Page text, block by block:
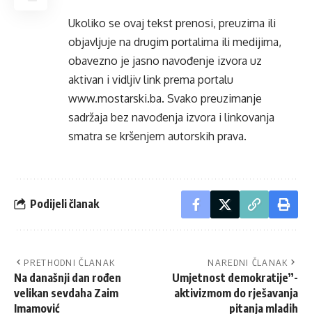
Ukoliko se ovaj tekst prenosi, preuzima ili
objavljuje na drugim portalima ili medijima,
obavezno je jasno navođenje izvora uz
aktivan i vidljiv link prema portalu
www.mostarski.ba. Svako preuzimanje
sadržaja bez navođenja izvora i linkovanja
smatra se kršenjem autorskih prava.
Podijeli članak
PRETHODNI ČLANAK
Na današnji dan rođen
velikan sevdaha Zaim
Imamović
NAREDNI ČLANAK
Umjetnost demokratije”-
aktivizmom do rješavanja
pitanja mladih